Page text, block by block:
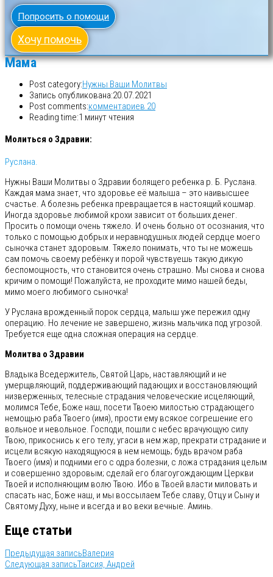
Попросить о помощи
Хочу помочь
Мама
Post category:Нужны Ваши Молитвы
Запись опубликована:20.07.2021
Post comments:комментариев 20
Reading time:1 минут чтения
Молиться о Здравии:
Руслана.
Нужны Ваши Молитвы о Здравии болящего ребенка р. Б. Руслана.
Каждая мама знает, что здоровье её малыша – это наивысшее
счастье. А болезнь ребенка превращается в настоящий кошмар.
Иногда здоровье любимой крохи зависит от больших денег.
Просить о помощи очень тяжело. И очень больно от осознания, что
только с помощью добрых и неравнодушных людей сердце моего
сыночка станет здоровым. Тяжело понимать, что ты не можешь
сам помочь своему ребёнку и порой чувствуешь такую дикую
беспомощность, что становится очень страшно. Мы снова и снова
кричим о помощи! Пожалуйста, не проходите мимо нашей беды,
мимо моего любимого сыночка!
У Руслана врожденный порок сердца, малыш уже пережил одну
операцию. Но лечение не завершено, жизнь мальчика под угрозой.
Требуется еще одна сложная операция на сердце.
Молитва о Здравии
Владыка Вседержитель, Святой Царь, наставляющий и не
умерщвляющий, поддерживающий падающих и восстановляющий
низверженных, телесные страдания человеческие исцеляющий,
молимся Тебе, Боже наш, посети Твоею милостью страдающего
немощью раба Твоего (имя), прости ему всякое согрешение его
вольное и невольное. Господи, пошли с небес врачующую силу
Твою, прикоснись к его телу, угаси в нем жар, прекрати страдание и
исцели всякую находящуюся в нем немощь; будь врачом раба
Твоего (имя) и подними его с одра болезни, с ложа страдания целым
и совершенно здоровым; сделай его благоугождающим Церкви
Твоей и исполняющим волю Твою. Ибо в Твоей власти миловать и
спасать нас, Боже наш, и мы воссылаем Тебе славу, Отцу и Сыну и
Святому Духу, ныне и всегда и во веки вечные. Аминь.
Еще статьи
Предыдущая записьВалерия
Следующая записьТаисия, Андрей